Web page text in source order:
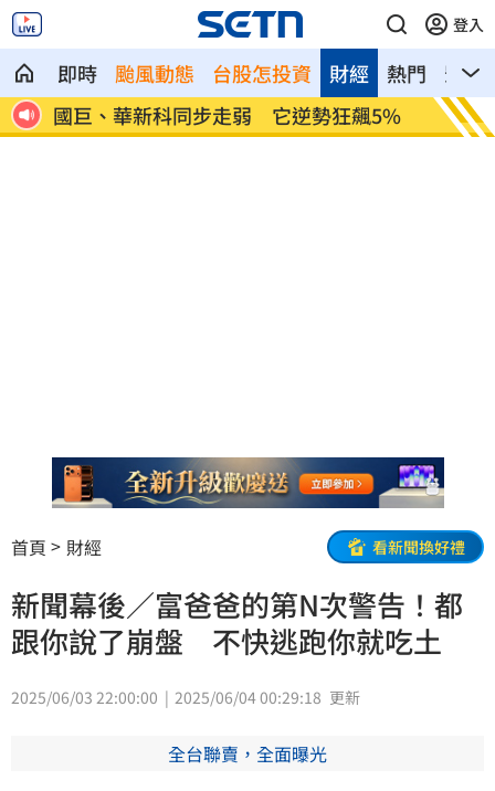
登入
即時 颱風動態 台股怎投資 熱門 影音
財經
入
國巨、華新科同步走弱 它逆勢狂飆5% 防空
首頁 財經 看新聞換好禮
新聞幕後／富爸爸的第N次警告！都
跟你說了崩盤 不快逃跑你就吃土
2025/06/03 22:00:00 2025/06/04 00:29:18 更新
全台聯賣，全面曝光